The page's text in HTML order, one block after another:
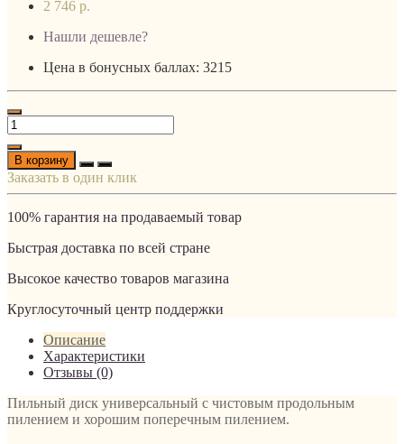
2 746 р.
Нашли дешевле?
Цена в бонусных баллах: 3215
В корзину
Заказать в один клик
100% гарантия на продаваемый товар
Быстрая доставка по всей стране
Высокое качество товаров магазина
Круглосуточный центр поддержки
Описание
Характеристики
Отзывы (0)
Пильный диск универсальный c чистовым продольным
пилением и хорошим поперечным пилением.